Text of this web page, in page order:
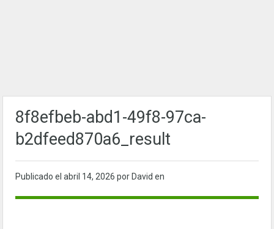
8f8efbeb-abd1-49f8-97ca-
b2dfeed870a6_result
Publicado el abril 14, 2026 por David en